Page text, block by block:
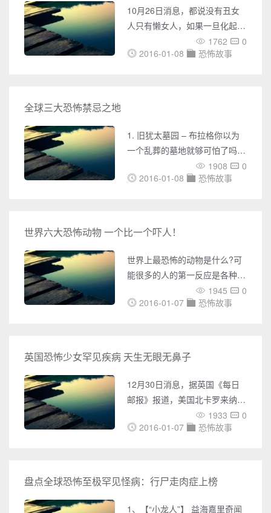
人。当我们长大成人，便不自觉
地害怕黑夜，因为怪物就藏在夜
某些大学校园里，住校的学生有
10月26日消息，都说没有丑女
人只有懒女人，如果一旦化起妆
可能真的不是丑女人，也可能不
是美女，也有可能是血腥惊悚N
身教练艾玛·海德曼(Emma
Hedman)用化妆品为自己打造
出一系列恐怖妆容，并因此获得
数千名粉丝。艾玛称自己并不是
1762
0
2016-01-08
恐怖故事
全球三大恐怖禁忌之地
1. 旧犹太墓园 – 布拉格你以为
一个乱葬的墓地就够可怕了吗?
这个墓园从1478年开始，墓地
就层层堆迭，据统计大约堆迭了
过10万人葬在这里。 益海嘉里
奇闻怪事---嘉里大通世界奇闻
2. 萨加达悬棺- 菲律宾当地的伊
格洛族 (Igorot) 有个习俗，他们
会将死者的棺材悬吊在崖上，他
们认为这样能保存死者的遗体，
1908
0
2016-01-08
恐怖故事
世界六大恐怖动物 一个比一个吓人！
世界上最恐怖的动物是什么?可
能很多的人的第一反应是各种毒
蛇，或猛兽。除了这些比较大型
的或者充满毒性的动物之外，是
还有蜱等等潜伏在我们身边的小
毒物。今天我们就一起来看看1.
蚂蟥 益海嘉里奇闻怪事---嘉里
大通世界奇闻 蚂蟥水生环节动
物。蚂蟥是大型蛭类，体长5～6
厘米，最宽处0.8～1.1厘米。背
1945
0
2016-01-07
恐怖故事
英国恐怖少女罕见疾病 天生无眼无鼻子
12月30日消息，据英国《每日
邮报》报道，美国北卡罗来纳州
的一名女孩天生患有一种罕见疾
病：没有眼睛和鼻子。 目
叫卡茜迪·胡珀，现年18岁据报
道，在胡珀出生后，她的病情曾
令所有医生感到困惑，尤其是她
1933
0
2016-01-07
恐怖故事
盘点全球恐怖至极罕见怪病：行尸走肉症上榜
1、【“小龙人”】 益海嘉里奇闻